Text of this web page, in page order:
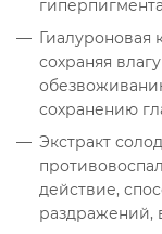
Гиалуроновая
сохраняя
сохранению
Экстракт
действие,
раздражений,